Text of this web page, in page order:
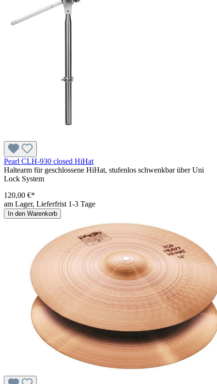
Pearl CLH-930 closed HiHat
Haltearm für geschlossene HiHat, stufenlos schwenkbar über Uni
Lock System
120,00 €*
am Lager, Lieferfrist 1-3 Tage
In den Warenkorb